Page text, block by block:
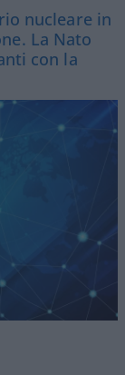
nucleare in
La Nato
con la